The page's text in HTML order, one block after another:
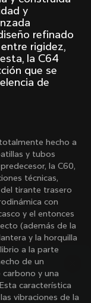
Equilateral
familia
y
refinado
rigidez,
la C64
que se
de
hecho a
y tubos
la C60,
técnicas,
tirante trasero
con
y el entonces
(además de la
y la horquilla
a la parte
de un
y una
característica
vibraciones de la